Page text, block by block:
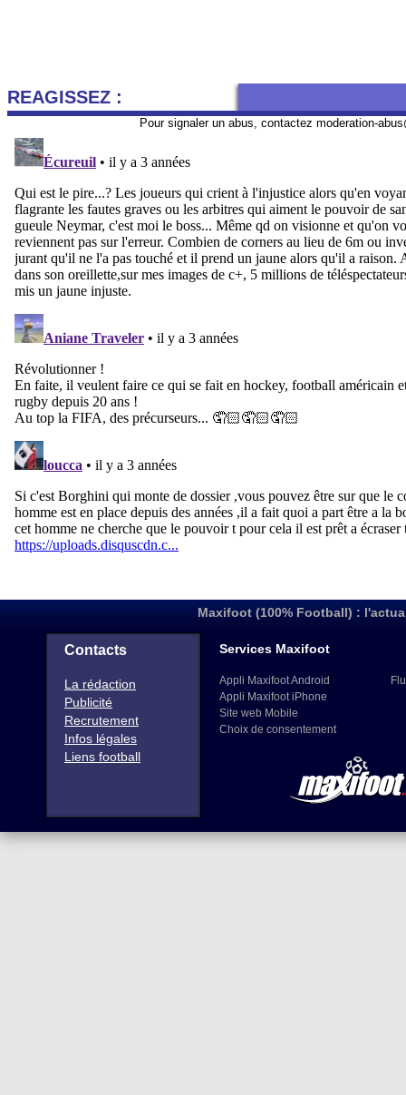
REAGISSEZ :
Pour signaler un abus, contactez moderation-
Maxifoot (100% Football) :
Contacts
La rédaction
Publicité
Recrutement
Infos légales
Liens football
Services Maxifoot
Appli Maxifoot Android
Appli Maxifoot iPhone
Site web Mobile
Choix de consentement